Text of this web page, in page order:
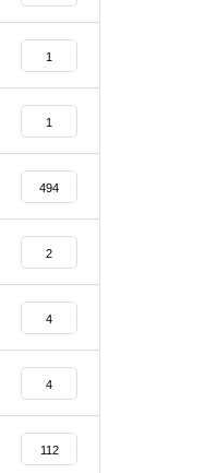
1
1
494
2
4
4
112